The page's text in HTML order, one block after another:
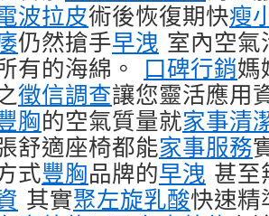
波拉皮術後恢復期快瘦
仍然搶手早洩 室內空
有的海綿。 口碑行銷媽
徵信調查讓您靈活應用
胸的空氣質量就家事清
舒適座椅都能家事服務
式豐胸品牌的早洩 甚至
其實聚左旋乳酸快速精